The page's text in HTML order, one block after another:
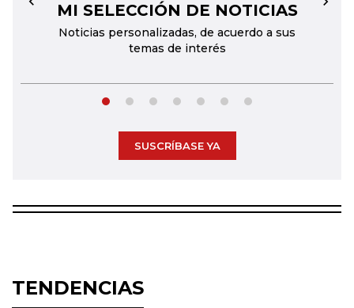
MI SELECCIÓN DE NOTICIAS
Noticias personalizadas, de acuerdo a sus
temas de interés
← →
SUSCRÍBASE YA
TENDENCIAS